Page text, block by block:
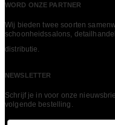
WORD ONZE PARTNER
Wij bieden twee soorten
schoonheidssalons,
distributie.
NEWSLETTER
Schrijf je in voor onze
volgende bestelling.​